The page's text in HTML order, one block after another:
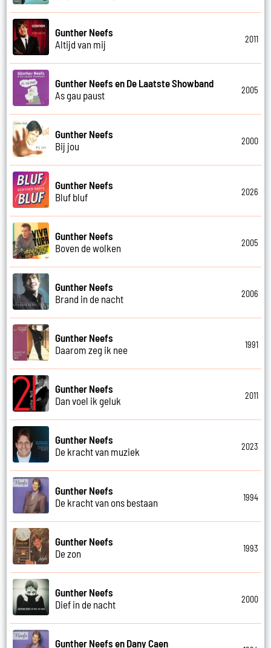
Gunther Neefs
Altijd van mij
2011
Gunther Neefs en De Laatste Showband
As gau paust
2005
Gunther Neefs
Bij jou
2000
Gunther Neefs
Bluf bluf
2026
Gunther Neefs
Boven de wolken
2005
Gunther Neefs
Brand in de nacht
2006
Gunther Neefs
Daarom zeg ik nee
1991
Gunther Neefs
Dan voel ik geluk
2011
Gunther Neefs
De kracht van muziek
2023
Gunther Neefs
De kracht van ons bestaan
1994
Gunther Neefs
De zon
1993
Gunther Neefs
Dief in de nacht
2000
Gunther Neefs en Dany Caen